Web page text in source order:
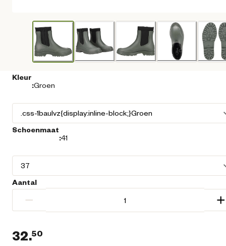
Kleur
:Groen
Schoenmaat
:41
Aantal
− +
32.50